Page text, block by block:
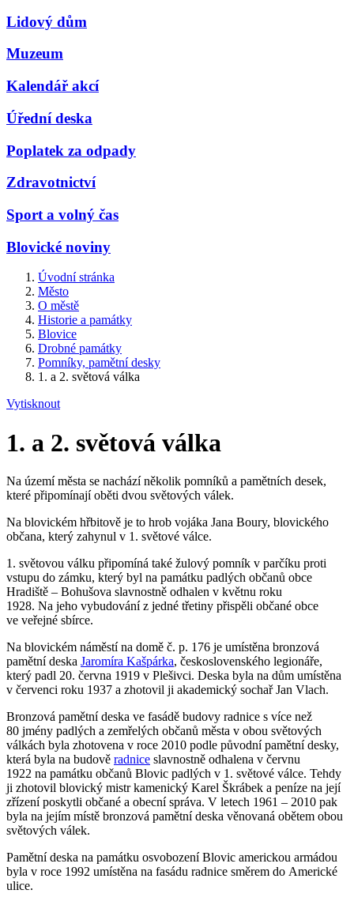
Lidový dům
Muzeum
Kalendář akcí
Úřední deska
Poplatek za odpady
Zdravotnictví
Sport a volný čas
Blovické noviny
Úvodní stránka
Město
O městě
Historie a památky
Blovice
Drobné památky
Pomníky, pamětní desky
1. a 2. světová válka
Vytisknout
1. a 2. světová válka
Na území města se nachází několik pomníků a pamětních desek,
které připomínají oběti dvou světových válek.
Na blovickém hřbitově je to hrob vojáka Jana Boury, blovického
občana, který zahynul v 1. světové válce.
1. světovou válku připomíná také žulový pomník v parčíku proti
vstupu do zámku, který byl na památku padlých občanů obce
Hradiště – Bohušova slavnostně odhalen v květnu roku
1928. Na jeho vybudování z jedné třetiny přispěli občané obce
ve veřejné sbírce.
Na blovickém náměstí na domě č. p. 176 je umístěna bronzová
pamětní deska Jaromíra Kašpárka, československého legionáře,
který padl 20. června 1919 v Plešivci. Deska byla na dům umístěna
v červenci roku 1937 a zhotovil ji akademický sochař Jan Vlach.
Bronzová pamětní deska ve fasádě budovy radnice s více než
80 jmény padlých a zemřelých občanů města v obou světových
válkách byla zhotovena v roce 2010 podle původní pamětní desky,
která byla na budově radnice slavnostně odhalena v červnu
1922 na památku občanů Blovic padlých v 1. světové válce. Tehdy
ji zhotovil blovický mistr kamenický Karel Škrábek a peníze na její
zřízení poskytli občané a obecní správa. V letech 1961 – 2010 pak
byla na jejím místě bronzová pamětní deska věnovaná obětem obou
světových válek.
Pamětní deska na památku osvobození Blovic americkou armádou
byla v roce 1992 umístěna na fasádu radnice směrem do Americké
ulice.